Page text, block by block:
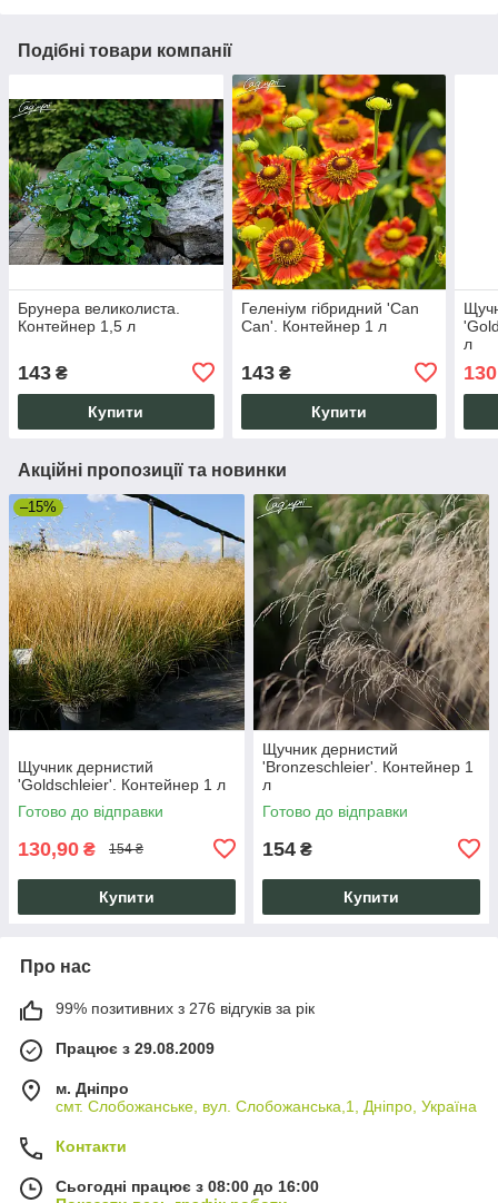
Подібні товари компанії
Брунера великолиста.
Контейнер 1,5 л
143 ₴
Купити
Геленіум гібридний 'Can
Can'. Контейнер 1 л
143₴
Купити
л
Акційні пропозиції та новинки
–15%
Щучник дернистий
'Goldschleier'. Контейнер 1 л
Готово до відправки
130,90 ₴ 154 ₴
Купити
Щучник дернистий
'Bronzeschleier'. Контейнер 1
л
Готово до відправки
154 ₴
Купити
Про нас
99% позитивних з 276 відгуків за рік
Працює з 29.08.2009
м. Дніпро
смт. Слобожанське, вул. Слобожанська,1, Дніпро, Україна
Контакти
Сьогодні працює з 08:00 до 16:00